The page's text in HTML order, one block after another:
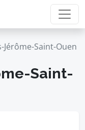
Jérôme-Saint-Ouen
Saint-